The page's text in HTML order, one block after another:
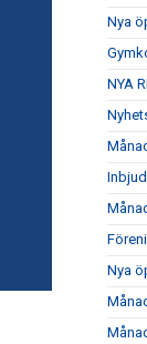
Nya
NYA
Nya